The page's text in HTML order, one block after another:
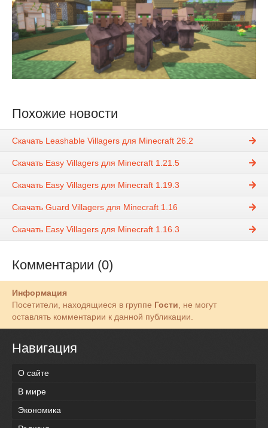
Похожие новости
Скачать Leashable Villagers для Minecraft 26.2
Скачать Easy Villagers для Minecraft 1.21.5
Скачать Easy Villagers для Minecraft 1.19.3
Скачать Guard Villagers для Minecraft 1.16
Скачать Easy Villagers для Minecraft 1.16.3
Комментарии (0)
Информация
Посетители, находящиеся в группе Гости , не могут
оставлять комментарии к данной публикации.
Навигация
О сайте
В мире
Экономика